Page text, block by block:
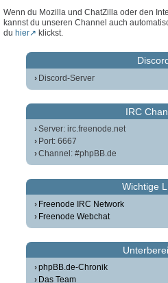
Wenn du Mozilla und ChatZilla oder den
kannst du unseren Channel auch
du hier klickst.
Discord-Server
IRC
Server: irc.freenode.net
Port: 6667
Channel: #phpBB.de
Wichtige
Freenode IRC Network
Freenode Webchat
phpBB.de-Chronik
Das Team